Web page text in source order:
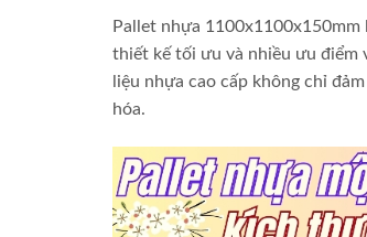
Pallet nhựa
thiết kế tối ưu và nhiều ưu điểm
liệu nhựa cao cấp không chỉ
hóa.